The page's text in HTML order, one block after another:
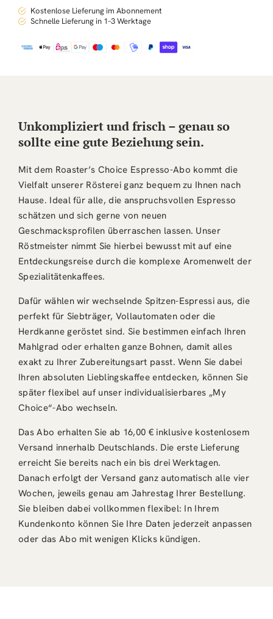
Kostenlose Lieferung im Abonnement
Schnelle Lieferung in 1–3 Werktage
Unkompliziert und frisch – genau so
sollte eine gute Beziehung sein.
Mit dem Roaster’s Choice Espresso-Abo kommt die
Vielfalt unserer Rösterei ganz bequem zu Ihnen nach
Hause. Ideal für alle, die anspruchsvollen Espresso
schätzen und sich gerne von neuen
Geschmacksprofilen überraschen lassen. Unser
Röstmeister nimmt Sie hierbei bewusst mit auf eine
Entdeckungsreise durch die komplexe Aromenwelt der
Spezialitätenkaffees.
Dafür wählen wir wechselnde Spitzen-Espressi aus, die
perfekt für Siebträger, Vollautomaten oder die
Herdkanne geröstet sind. Sie bestimmen einfach Ihren
Mahlgrad oder erhalten ganze Bohnen, damit alles
exakt zu Ihrer Zubereitungsart passt. Wenn Sie dabei
Ihren absoluten Lieblingskaffee entdecken, können Sie
später flexibel auf unser individualisierbares „My
Choice“-Abo wechseln.
Das Abo erhalten Sie ab 16,00 € inklusive kostenlosem
Versand innerhalb Deutschlands. Die erste Lieferung
erreicht Sie bereits nach ein bis drei Werktagen.
Danach erfolgt der Versand ganz automatisch alle vier
Wochen, jeweils genau am Jahrestag Ihrer Bestellung.
Sie bleiben dabei vollkommen flexibel: In Ihrem
Kundenkonto können Sie Ihre Daten jederzeit anpassen
oder das Abo mit wenigen Klicks kündigen.